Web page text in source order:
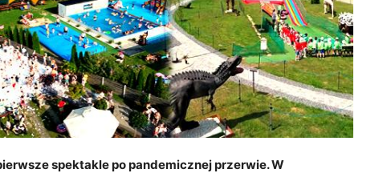
spektakle po pandemicznej przerwie. W